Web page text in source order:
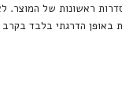
ראשונות של המוצר.
באופן הדרגתי בלבד